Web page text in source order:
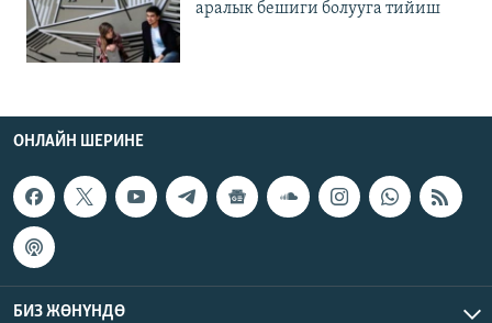
аралык бешиги болууга тийиш
ОНЛАЙН ШЕРИНЕ
БИЗ ЖӨНҮНДӨ